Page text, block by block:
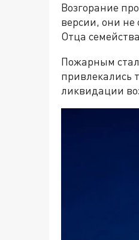
Возгорание
версии, они не
Отца
Пожарным
привлекались
ликвидации